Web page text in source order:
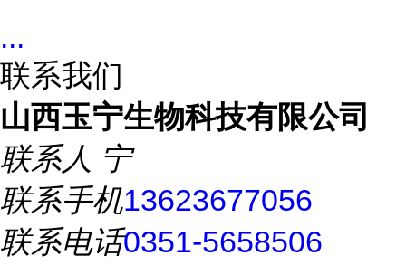
...
联系我们
山西玉宁生物科技有限公司
联系人 宁
联系手机13623677056
联系电话0351-5658506